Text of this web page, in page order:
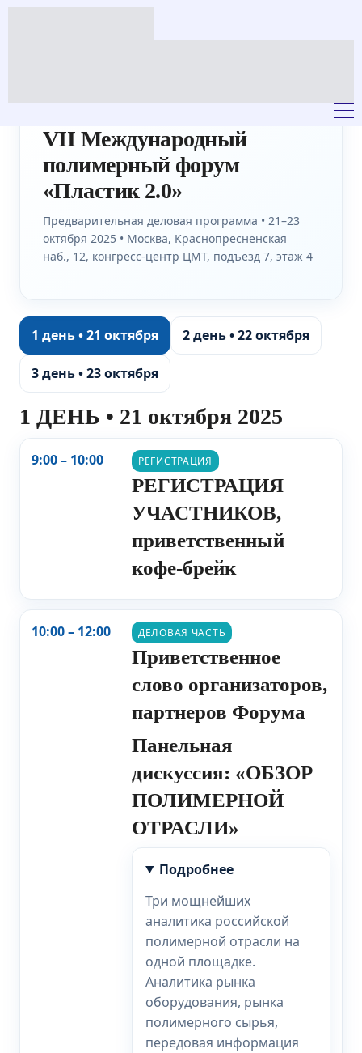
VII Международный
полимерный форум
«Пластик 2.0»
Предварительная деловая программа • 21–23
октября 2025 • Москва, Краснопресненская
наб., 12, конгресс-центр ЦМТ, подъезд 7, этаж 4
1 день • 21 октября 2 день • 22 октября
3 день • 23 октября
1 ДЕНЬ • 21 октября 2025
9:00 – 10:00 РЕГИСТРАЦИЯ
РЕГИСТРАЦИЯ
УЧАСТНИКОВ,
приветственный
кофе-брейк
10:00 – 12:00 ДЕЛОВАЯ ЧАСТЬ
Приветственное
слово организаторов,
партнеров Форума
Панельная
дискуссия: «ОБЗОР
ПОЛИМЕРНОЙ
ОТРАСЛИ»
Подробнее
Три мощнейших
аналитика российской
полимерной отрасли на
одной площадке.
Аналитика рынка
оборудования, рынка
полимерного сырья,
передовая информация